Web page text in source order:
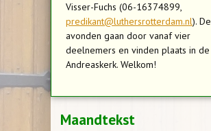
Visser-Fuchs (06-16374899,
predikant@luthersrotterdam.nl). De
avonden gaan door vanaf vier
deelnemers en vinden plaats in de
Andreaskerk. Welkom!
Maandtekst